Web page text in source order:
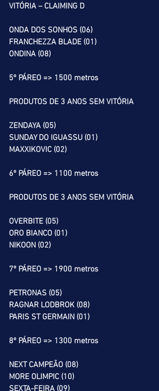
VITÓRIA – CLAIMING D
ONDA DOS SONHOS (06)
FRANCHEZZA BLADE (01)
ONDINA (08)
5º PÁREO => 1500 metros
PRODUTOS DE 3 ANOS SEM VITÓRIA
ZENDAYA (05)
SUNDAY DO IGUASSU (01)
MAXXIKOVIC (02)
6º PÁREO => 1100 metros
PRODUTOS DE 3 ANOS SEM VITÓRIA
OVERBITE (05)
ORO BIANCO (01)
NIKOON (02)
7º PÁREO => 1900 metros
PETRONAS (05)
RAGNAR LODBROK (08)
PARIS ST GERMAIN (01)
8º PÁREO => 1300 metros
NEXT CAMPEÃO (08)
MORE OLIMPIC (10)
SEXTA-FEIRA (09)